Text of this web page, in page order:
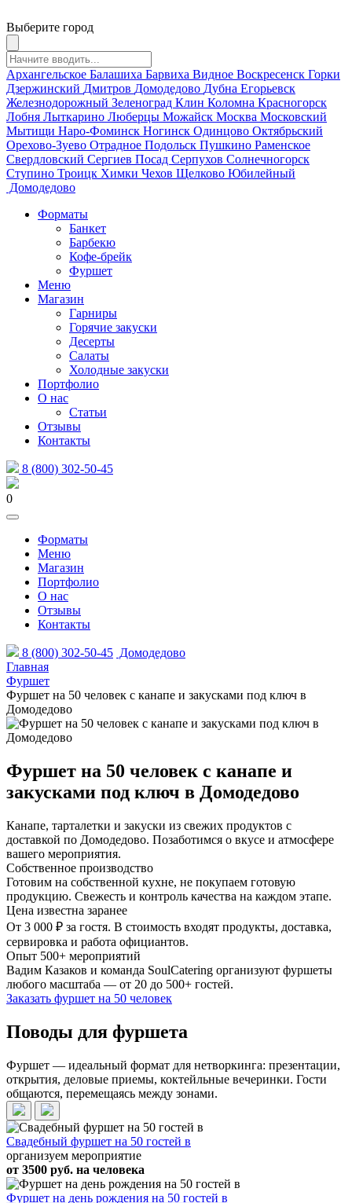
Выберите город
Архангельское Балашиха Барвиха Видное Воскресенск Горки
Дзержинский Дмитров Домодедово Дубна Егорьевск
Железнодорожный Зеленоград Клин Коломна Красногорск
Лобня Лыткарино Люберцы Можайск Москва Московский
Мытищи Наро-Фоминск Ногинск Одинцово Октябрьский
Орехово-Зуево Отрадное Подольск Пушкино Раменское
Свердловский Сергиев Посад Серпухов Солнечногорск
Ступино Троицк Химки Чехов Щелково Юбилейный
Домодедово
Форматы
Банкет
Барбекю
Кофе-брейк
Фуршет
Меню
Магазин
Гарниры
Горячие закуски
Десерты
Салаты
Холодные закуски
Портфолио
О нас
Статьи
Отзывы
Контакты
8 (800) 302-50-45
0
Форматы
Меню
Магазин
Портфолио
О нас
Отзывы
Контакты
8 (800) 302-50-45 Домодедово
Главная
Фуршет
Фуршет на 50 человек с канапе и закусками под ключ в
Домодедово
Фуршет на 50 человек с канапе и
закусками под ключ в Домодедово
Канапе, тарталетки и закуски из свежих продуктов с
доставкой по Домодедово. Позаботимся о вкусе и атмосфере
вашего мероприятия.
Собственное производство
Готовим на собственной кухне, не покупаем готовую
продукцию. Свежесть и контроль качества на каждом этапе.
Цена известна заранее
От 3 000 ₽ за гостя. В стоимость входят продукты, доставка,
сервировка и работа официантов.
Опыт 500+ мероприятий
Вадим Казаков и команда SoulCatering организуют фуршеты
любого масштаба — от 20 до 500+ гостей.
Заказать фуршет на 50 человек
Поводы для фуршета
Фуршет — идеальный формат для нетворкинга: презентации,
открытия, деловые приемы, коктейльные вечеринки. Гости
общаются, перемещаясь между зонами.
Свадебный фуршет на 50 гостей в
организуем мероприятие
от 3500 руб. на человека
Фуршет на день рождения на 50 гостей в